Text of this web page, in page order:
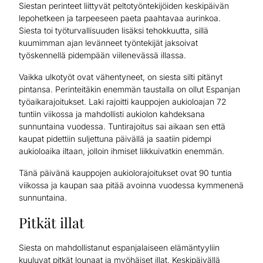
Siestan perinteet liittyvät peltotyöntekijöiden keskipäivän
lepohetkeen ja tarpeeseen paeta paahtavaa aurinkoa.
Siesta toi työturvallisuuden lisäksi tehokkuutta, sillä
kuumimman ajan levänneet työntekijät jaksoivat
työskennellä pidempään viilenevässä illassa.
Vaikka ulkotyöt ovat vähentyneet, on siesta silti pitänyt
pintansa. Perinteitäkin enemmän taustalla on ollut Espanjan
työaikarajoitukset. Laki rajoitti kauppojen aukioloajan 72
tuntiin viikossa ja mahdollisti aukiolon kahdeksana
sunnuntaina vuodessa. Tuntirajoitus sai aikaan sen että
kaupat pidettiin suljettuna päivällä ja saatiin pidempi
aukioloaika iltaan, jolloin ihmiset liikkuivatkin enemmän.
Tänä päivänä kauppojen aukiolorajoitukset ovat 90 tuntia
viikossa ja kaupan saa pitää avoinna vuodessa kymmenenä
sunnuntaina.
Pitkät illat
Siesta on mahdollistanut espanjalaiseen elämäntyyliin
kuuluvat pitkät lounaat ja myöhäiset illat. Keskipäivällä